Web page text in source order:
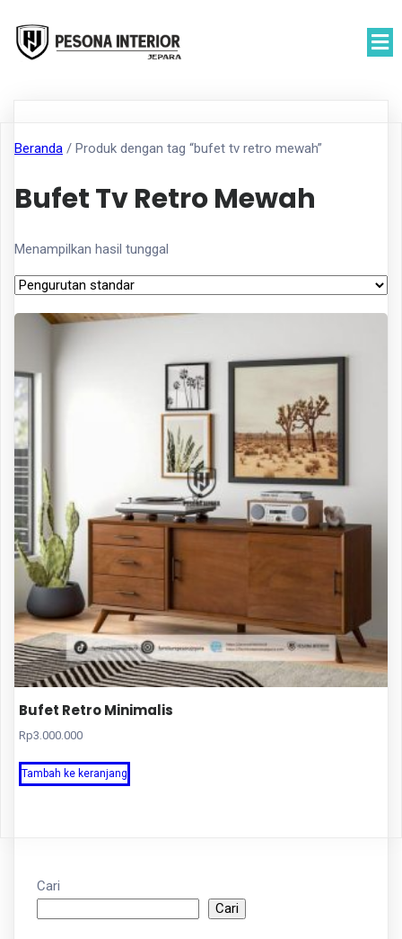
Beranda / Produk dengan tag “bufet tv retro mewah”
Bufet Tv Retro Mewah
Menampilkan hasil tunggal
Bufet Retro Minimalis
Rp3.000.000
Tambah ke keranjang
Cari
Cari